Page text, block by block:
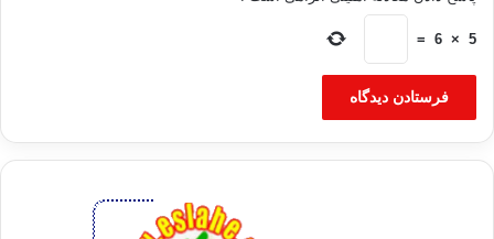
5
×
6
=